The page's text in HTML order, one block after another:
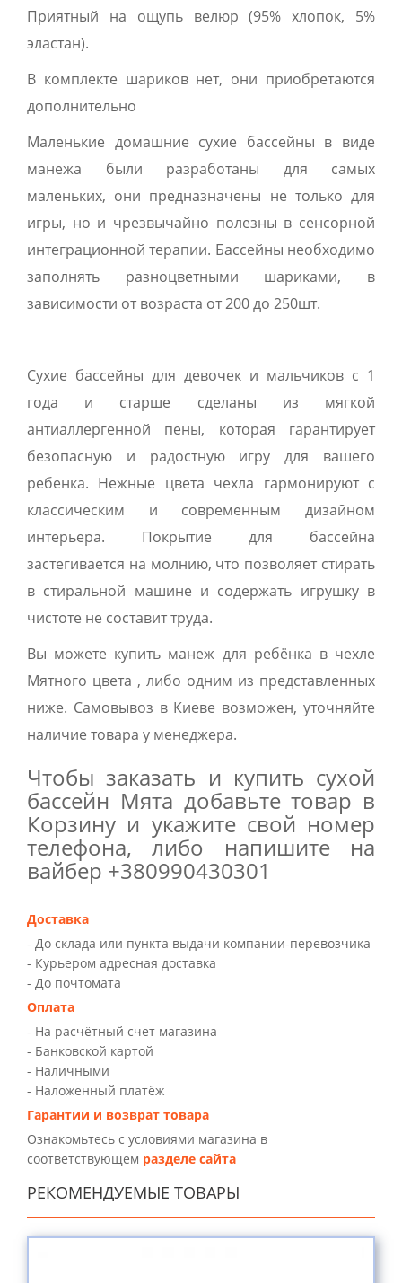
Приятный на ощупь велюр (95% хлопок, 5%
эластан).
В комплекте шариков нет, они приобретаются
дополнительно
Маленькие домашние сухие бассейны в виде
манежа были разработаны для самых
маленьких, они предназначены не только для
игры, но и чрезвычайно полезны в сенсорной
интеграционной терапии. Бассейны необходимо
заполнять разноцветными шариками, в
зависимости от возраста от 200 до 250шт.
Сухие бассейны для девочек и мальчиков с 1
года и старше сделаны из мягкой
антиаллергенной пены, которая гарантирует
безопасную и радостную игру для вашего
ребенка. Нежные цвета чехла гармонируют с
классическим и современным дизайном
интерьера. Покрытие для бассейна
застегивается на молнию, что позволяет стирать
в стиральной машине и содержать игрушку в
чистоте не составит труда.
Вы можете купить манеж для ребёнка в чехле
Мятного цвета , либо одним из представленных
ниже. Самовывоз в Киеве возможен, уточняйте
наличие товара у менеджера.
Чтобы заказать и купить сухой
бассейн Мята добавьте товар в
Корзину и укажите свой номер
телефона, либо напишите на
вайбер +380990430301
Доставка
- До склада или пункта выдачи компании-перевозчика
- Курьером адресная доставка
- До почтомата
Оплата
- На расчётный счет магазина
- Банковской картой
- Наличными
- Наложенный платёж
Гарантии и возврат товара
Ознакомьтесь с условиями магазина в
соответствующем разделе сайта
РЕКОМЕНДУЕМЫЕ ТОВАРЫ